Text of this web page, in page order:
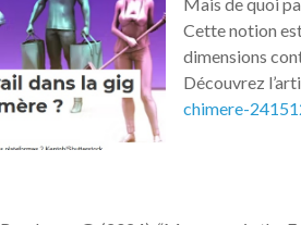
Mais de quoi
Cette notion
dimensions
Découvrez
chimere-